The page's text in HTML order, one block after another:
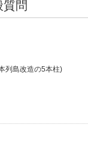
問
列島改造の5本柱)